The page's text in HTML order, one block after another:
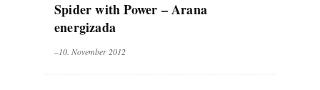
Spider with Power – Arana
energizada
–10. November 2012